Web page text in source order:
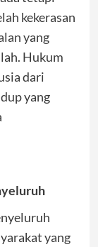
kekerasan
yang
Hukum
dari
yang
yang